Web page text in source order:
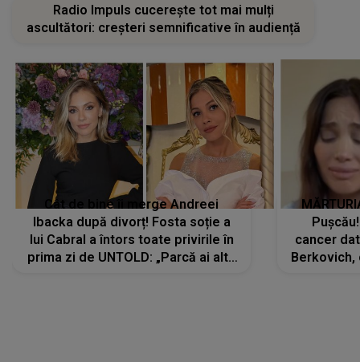
Radio Impuls cucerește tot mai mulți
ascultători: creșteri semnificative în audiență
Cât de bine îi merge Andreei
Ibacka după divorț! Fosta soție a
lui Cabral a întors toate privirile în
prima zi de UNTOLD: „Parcă ai altă
cancer